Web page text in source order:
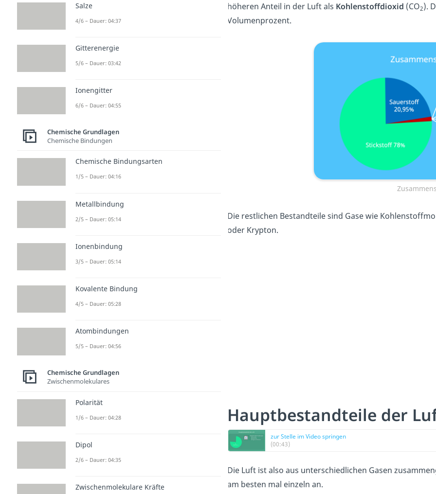
höheren Anteil in der Luft als Kohlenstoffdioxid (CO2).
Volumenprozent.
Die restlichen Bestandteile sind Gase wie
oder Krypton.
Hauptbestandteile der
zur Stelle im Video springen
(00:43)
Die Luft ist also aus unterschiedlichen Gasen
am besten mal einzeln an.
Salze
4/6 – Dauer: 04:37
Gitterenergie
5/6 – Dauer: 03:42
Ionengitter
6/6 – Dauer: 04:55
Chemische Grundlagen
Chemische Bindungen
Chemische Bindungsarten
1/5 – Dauer: 04:16
Metallbindung
2/5 – Dauer: 05:14
Ionenbindung
3/5 – Dauer: 05:14
Kovalente Bindung
4/5 – Dauer: 05:28
Atombindungen
5/5 – Dauer: 04:56
Chemische Grundlagen
Zwischenmolekulares
Polarität
1/6 – Dauer: 04:28
Dipol
2/6 – Dauer: 04:35
Zwischenmolekulare Kräfte